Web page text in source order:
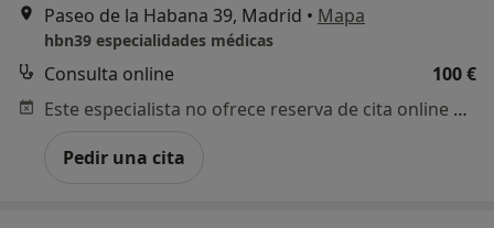
Paseo de la Habana 39, Madrid • Mapa
hbn39 especialidades médicas
Consulta online
100 €
Este especialista no ofrece reserva de cita online en esta dirección.
Pedir una cita